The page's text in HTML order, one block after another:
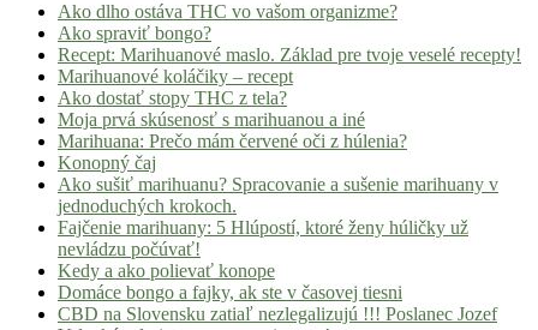
Ako dlho ostáva THC vo vašom organizme?
Ako spraviť bongo?
Recept: Marihuanové maslo. Základ pre tvoje veselé recepty!
Marihuanové koláčiky – recept
Ako dostať stopy THC z tela?
Moja prvá skúsenosť s marihuanou a iné
Marihuana: Prečo mám červené oči z húlenia?
Konopný čaj
Ako sušiť marihuanu? Spracovanie a sušenie marihuany v
jednoduchých krokoch.
Fajčenie marihuany: 5 Hlúpostí, ktoré ženy húličky už
nevládzu počúvať!
Kedy a ako polievať konope
Domáce bongo a fajky, ak ste v časovej tiesni
CBD na Slovensku zatiaľ nezlegalizujú !!! Poslanec Jozef